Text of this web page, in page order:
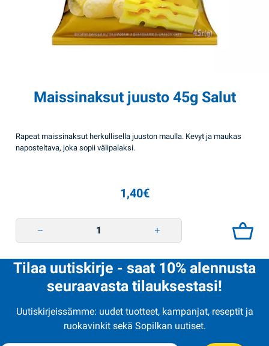
Maissinaksut juusto 45g Salut
Rapeat maissinaksut herkullisella juuston maulla. Kevyt ja maukas
naposteltava, joka sopii välipalaksi.
1,40€
Tilaa uutiskirje - saat 10% alennusta
seuraavasta tilauksestasi!
Uutiskirjeissämme: uudet tuotteet, kampanjat, reseptit ja
ruokavinkit sekä Sopilkan uutiset.